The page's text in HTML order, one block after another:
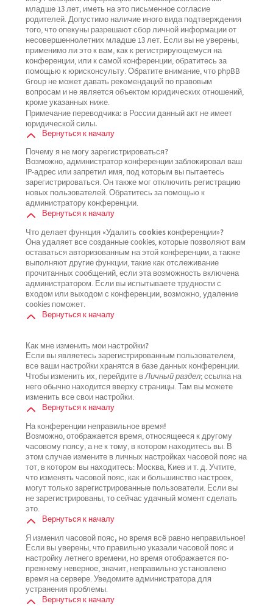
младше 13 лет, иметь на это письменное согласие
родителей. Допустимо наличие иного вида подтверждения
того, что опекуны разрешают сбор личной информации от
несовершеннолетних младше 13 лет. Если вы не уверены,
применимо ли это к вам, как к регистрирующемуся на
конференции, или к самой конференции, обратитесь за
помощью к юрисконсульту. Обратите внимание, что phpBB
Group не может давать рекомендаций по правовым
вопросам и не является объектом юридических отношений,
кроме указанных ниже.
Примечание переводчика: в России данный акт не имеет
юридической силы.
Вернуться к началу
Почему я не могу зарегистрироваться?
Возможно, администратор конференции заблокировал ваш
IP-адрес или запретил имя, под которым вы пытаетесь
зарегистрироваться. Он также мог отключить регистрацию
новых пользователей. Обратитесь за помощью к
администратору конференции.
Вернуться к началу
Что делает функция «Удалить cookies конференции»?
Она удаляет все созданные cookies, которые позволяют вам
оставаться авторизованным на этой конференции, а также
выполняют другие функции, такие как отслеживание
прочитанных сообщений, если эта возможность включена
администратором. Если вы испытываете трудности с
входом или выходом с конференции, возможно, удаление
cookies поможет.
Вернуться к началу
Как мне изменить мои настройки?
Если вы являетесь зарегистрированным пользователем,
все ваши настройки хранятся в базе данных конференции.
Чтобы изменить их, перейдите вЛичный раздел; ссылка на
него обычно находится вверху страницы. Там вы можете
изменить все свои настройки.
Вернуться к началу
На конференции неправильное время!
Возможно, отображается время, относящееся к другому
часовому поясу, а не к тому, в котором находитесь вы. В
этом случае измените в личных настройках часовой пояс на
тот, в котором вы находитесь: Москва, Киев и т. д. Учтите,
что изменять часовой пояс, как и большинство настроек,
могут только зарегистрированные пользователи. Если вы
не зарегистрированы, то сейчас удачный момент сделать
это.
Вернуться к началу
Я изменил часовой пояс, но время всё равно неправильное!
Если вы уверены, что правильно указали часовой пояс и
настройку летнего времени, но время отображается по-
прежнему неверное, значит, неправильно установлено
время на сервере. Уведомите администратора для
устранения проблемы.
Вернуться к началу